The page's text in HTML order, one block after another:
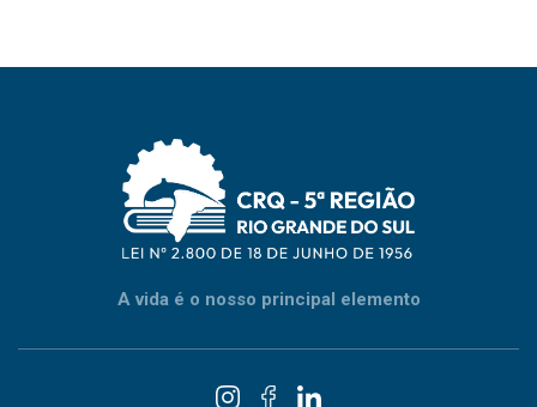
A vida é o nosso principal elemento